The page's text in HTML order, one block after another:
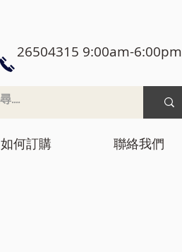
26504315 9:00am-6:00pm
如何訂購 聯絡我們